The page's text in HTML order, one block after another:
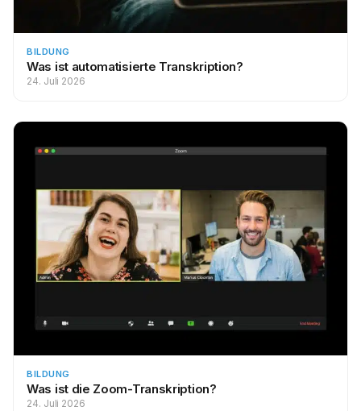
BILDUNG
Was ist automatisierte Transkription?
24. Juli 2026
BILDUNG
Was ist die Zoom-Transkription?
24. Juli 2026